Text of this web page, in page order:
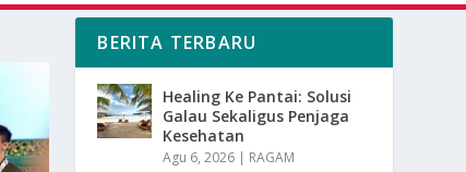
BERITA TERBARU
Healing Ke Pantai: Solusi
Galau Sekaligus Penjaga
Kesehatan
Agu 6, 2026 | RAGAM